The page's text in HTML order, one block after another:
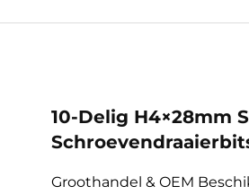
10-Delig H4×28mm
Groothandel & OEM